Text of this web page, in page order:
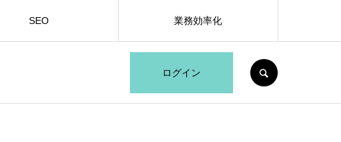
ログイン
SEO 業務効率化